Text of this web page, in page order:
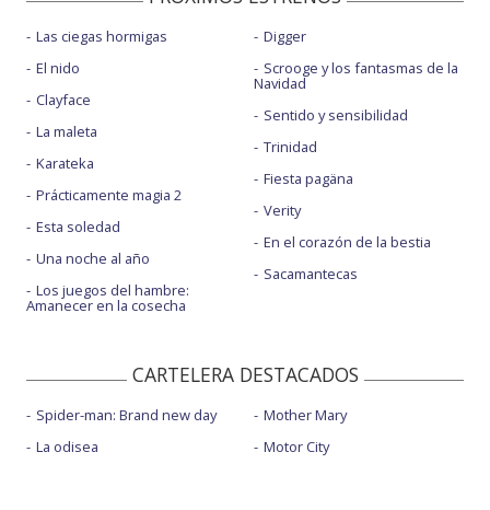
Las ciegas hormigas
El nido
Clayface
La maleta
Karateka
Prácticamente magia 2
Esta soledad
Una noche al año
Los juegos del hambre:
Amanecer en la cosecha
Digger
Scrooge y los fantasmas de la
Navidad
Sentido y sensibilidad
Trinidad
Fiesta pagäna
Verity
En el corazón de la bestia
Sacamantecas
CARTELERA DESTACADOS
Spider-man: Brand new day
La odisea
Mother Mary
Motor City